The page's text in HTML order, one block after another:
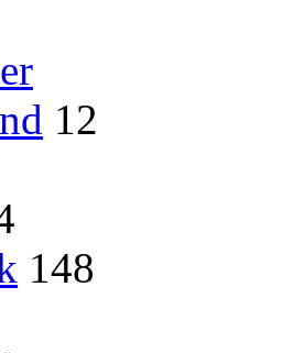
12
148